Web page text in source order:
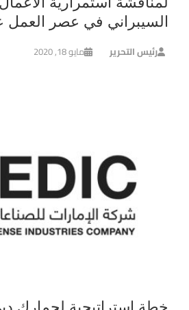
السيبراني في عصر العمل
رئيس التحرير مايو 18, 2020